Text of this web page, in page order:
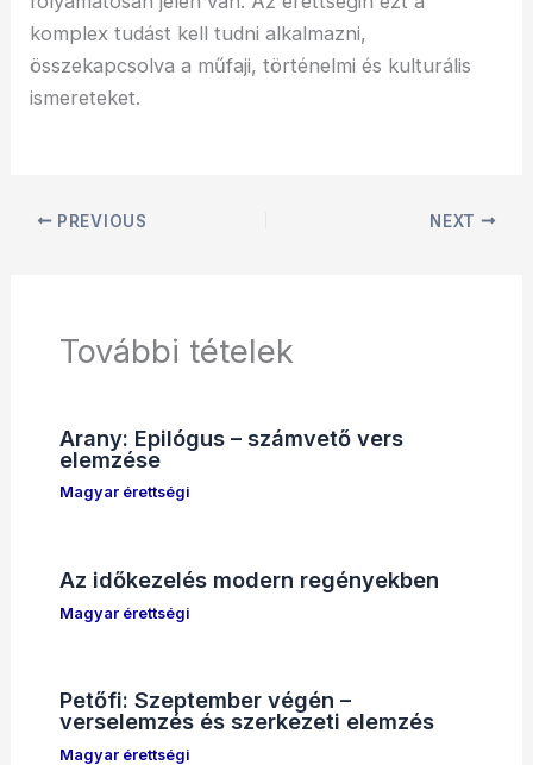
komplex tudást kell tudni alkalmazni,
összekapcsolva a műfaji, történelmi és kulturális
ismereteket.
PREVIOUS NEXT
További tételek
Arany: Epilógus – számvető vers
elemzése
Magyar érettségi
Az időkezelés modern regényekben
Magyar érettségi
Petőfi: Szeptember végén –
verselemzés és szerkezeti elemzés
Magyar érettségi